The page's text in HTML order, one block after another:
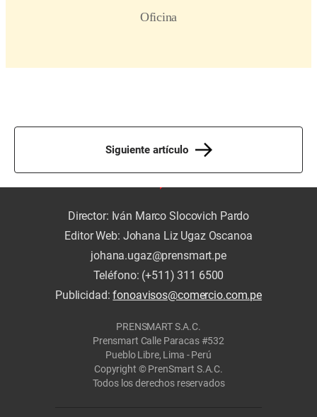
Siguiente artículo
Director: Iván Marco Slocovich Pardo
Editor Web: Johana Liz Ugaz Oscanoa
johana.ugaz@prensmart.pe
Teléfono: (+511) 311 6500
Publicidad:fonoavisos@comercio.com.pe
PRENSMART S.A.C.
Prensmart Calle Paracas #532
Pueblo Libre, Lima - Perú
Copyright © PrenSmart S.A.C.
Todos los derechos reservados